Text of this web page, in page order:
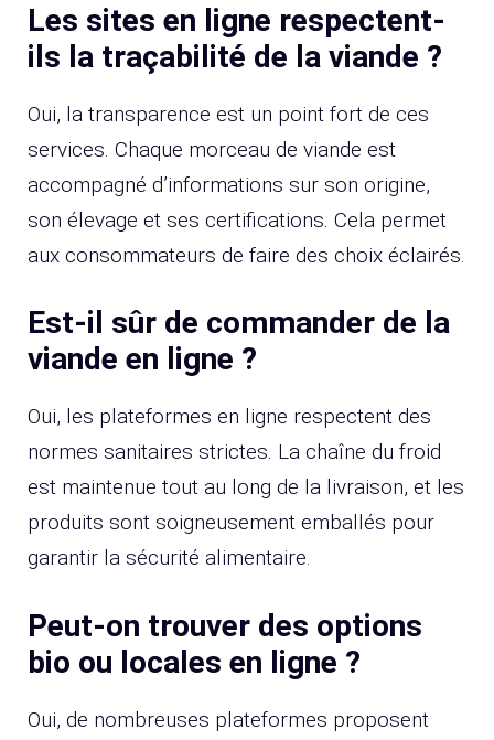
Les sites en ligne respectent-
ils la traçabilité de la viande ?
Oui, la transparence est un point fort de ces
services. Chaque morceau de viande est
accompagné d’informations sur son origine,
son élevage et ses certifications. Cela permet
aux consommateurs de faire des choix éclairés.
Est-il sûr de commander de la
viande en ligne ?
Oui, les plateformes en ligne respectent des
normes sanitaires strictes. La chaîne du froid
est maintenue tout au long de la livraison, et les
produits sont soigneusement emballés pour
garantir la sécurité alimentaire.
Peut-on trouver des options
bio ou locales en ligne ?
Oui, de nombreuses plateformes proposent